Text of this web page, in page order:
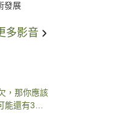
發展
多影音
，那你應該
能還有3種